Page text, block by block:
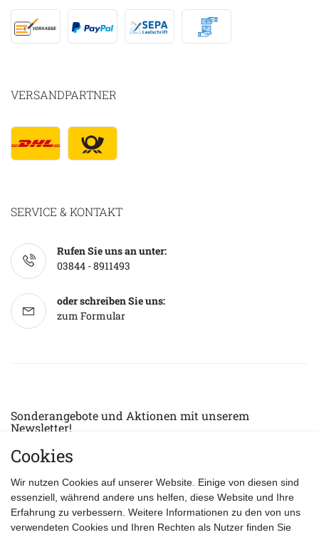
VERSANDPARTNER
SERVICE & KONTAKT
Rufen Sie uns an unter:
03844 - 8911493
oder schreiben Sie uns:
zum Formular
Sonderangebote und Aktionen mit unserem
Newsletter!
E-MAIL *
Datenschutzerklärung
Cookies
Wir nutzen Cookies auf unserer Website. Einige von diesen sind
essenziell, während andere uns helfen, diese Website und Ihre
Erfahrung zu verbessern. Weitere Informationen zu den von uns
verwendeten Cookies und Ihren Rechten als Nutzer finden Sie